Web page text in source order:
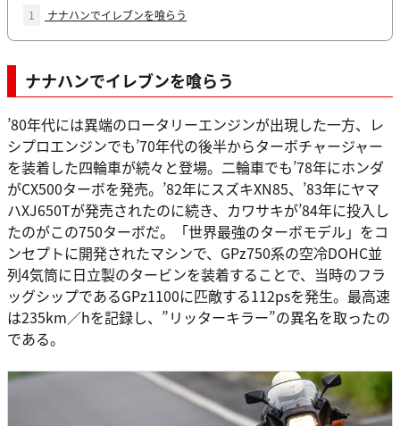
1 ナナハンでイレブンを喰らう
ナナハンでイレブンを喰らう
’80年代には異端のロータリーエンジンが出現した一方、レ
シプロエンジンでも’70年代の後半からターボチャージャー
を装着した四輪車が続々と登場。二輪車でも’78年にホンダ
がCX500ターボを発売。’82年にスズキXN85、’83年にヤマ
ハXJ650Tが発売されたのに続き、カワサキが’84年に投入し
たのがこの750ターボだ。「世界最強のターボモデル」をコ
ンセプトに開発されたマシンで、GPz750系の空冷DOHC並
列4気筒に日立製のタービンを装着することで、当時のフラ
ッグシップであるGPz1100に匹敵する112psを発生。最高速
は235km／hを記録し、”リッターキラー”の異名を取ったの
である。